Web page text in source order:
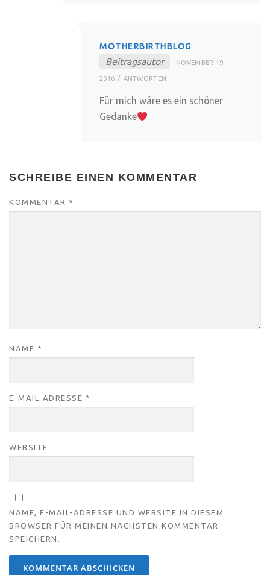
MOTHERBIRTHBLOG
Beitragsautor NOVEMBER 19,
2016 ANTWORTEN
Für mich wäre es ein schöner
Gedanke
SCHREIBE EINEN KOMMENTAR
KOMMENTAR *
NAME *
E-MAIL-ADRESSE *
WEBSITE
NAME, E-MAIL-ADRESSE UND WEBSITE IN DIESEM
BROWSER FÜR MEINEN NÄCHSTEN KOMMENTAR
SPEICHERN.